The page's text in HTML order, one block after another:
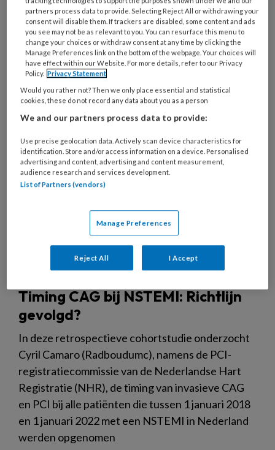
zorggebruik binnen de Nederlandse cardiologie
en cardiochirurgie.
4 SEPTEMBER 2025
ONDERZOEK
INTERVENTIECARDIOLOGIE
Timing CAG bij NSTEMI: Richtlijn
gevolgd?
In deze retrospectieve cohortstudie onderzocht
Cyril Camaro (Radboudumc), namens de PCI-
registratiecommissie van de Nederlandse Hart
Registratie (NHR), de timing van invasieve CAG
en PCI bij alle patiënten die tussen 1 januari 2018
en 1 januari 2022 met een NSTEMI in Nederland
werden opgenomen
partners process data to provide. Selecting Reject All or withdrawing your
consent will disable them. If trackers are disabled, some content and ads
you see may not be as relevant to you. You can resurface this menu to
change your choices or withdraw consent at any time by clicking the
Manage Preferences link on the bottom of the webpage. Your choices will
have effect within our Website. For more details, refer to our Privacy
Policy. Privacy Statement
Would you rather not? Then we only place essential and statistical
cookies, these do not record any data about you as a person
We and our partners process data to provide:
Use precise geolocation data. Actively scan device characteristics for
identification. Store and/or access information on a device. Personalised
advertising and content, advertising and content measurement,
audience research and services development.
List of Partners (vendors)
Manage Preferences
Reject All I Accept